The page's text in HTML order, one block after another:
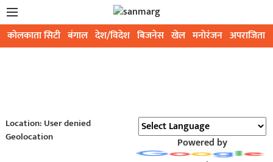
कोलकाता सिटी बंगाल देश/विदेश बिजनेस खेल मनोरंजन अपराजिता
Location: User denied
Geolocation
Powered by